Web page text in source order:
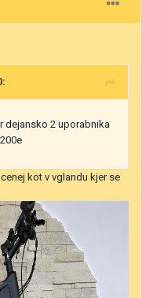
dejansko 2 uporabnika
kot v vglandu kjer se